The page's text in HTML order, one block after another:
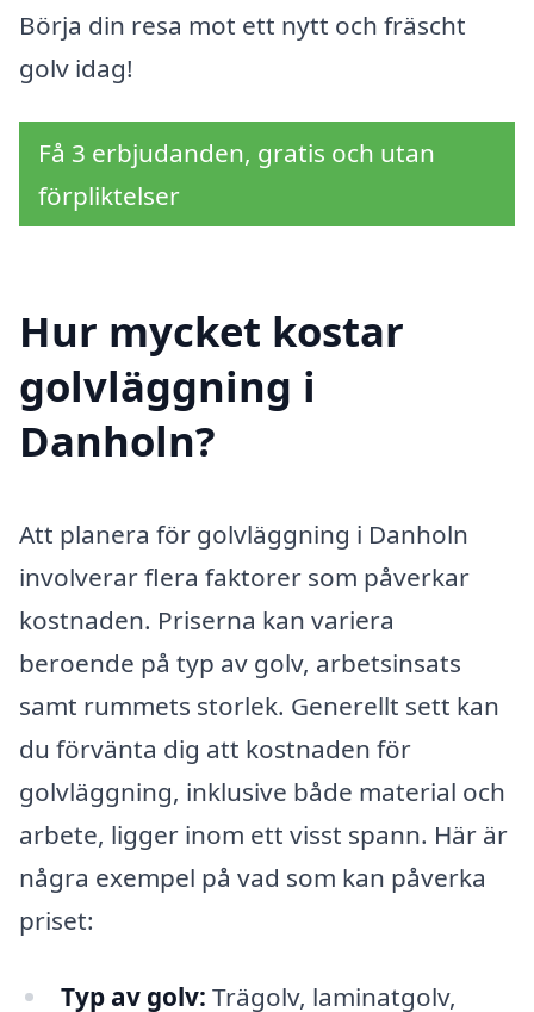
Börja din resa mot ett nytt och fräscht
golv idag!
Få 3 erbjudanden, gratis och utan
förpliktelser
Hur mycket kostar
golvläggning i
Danholn?
Att planera för golvläggning i Danholn
involverar flera faktorer som påverkar
kostnaden. Priserna kan variera
beroende på typ av golv, arbetsinsats
samt rummets storlek. Generellt sett kan
du förvänta dig att kostnaden för
golvläggning, inklusive både material och
arbete, ligger inom ett visst spann. Här är
några exempel på vad som kan påverka
priset:
Typ av golv: Trägolv, laminatgolv,